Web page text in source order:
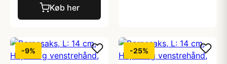
Køb her
-9% -25%